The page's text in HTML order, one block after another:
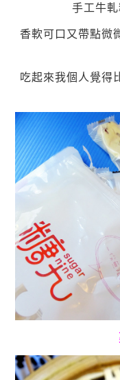
手工牛
香軟可口又帶點微
吃起來我個人覺得